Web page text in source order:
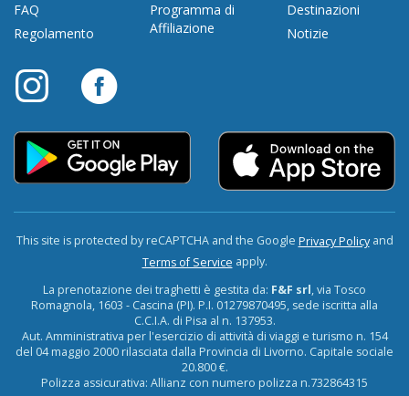
FAQ
Regolamento
Programma di
Affiliazione
Destinazioni
Notizie
This site is protected by reCAPTCHA and the Google Privacy Policyand
Terms of Service apply.
La prenotazione dei traghetti è gestita da: F&F srl, via Tosco
Romagnola, 1603 - Cascina (PI). P.I. 01279870495, sede iscritta alla
C.C.I.A. di Pisa al n. 137953.
Aut. Amministrativa per l'esercizio di attività di viaggi e turismo n. 154
del 04 maggio 2000 rilasciata dalla Provincia di Livorno. Capitale sociale
20.800 €.
Polizza assicurativa: Allianz con numero polizza n.732864315